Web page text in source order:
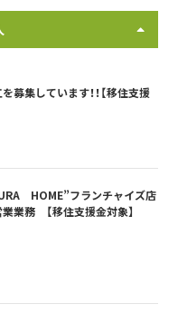
募集しています！！【移住支援
HOME”フランチャイズ店
業務 【移住支援金対象】